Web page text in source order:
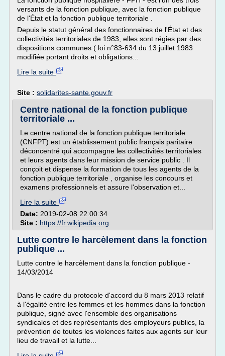
versants de la fonction publique, avec la fonction publique
de l'État et la fonction publique territoriale .
Depuis le statut général des fonctionnaires de l'État et des
collectivités territoriales de 1983, elles sont régies par des
dispositions communes ( loi n°83-634 du 13 juillet 1983
modifiée portant droits et obligations...
Lire la suite
Site : solidarites-sante.gouv.fr
Centre national de la fonction publique
territoriale ...
Le centre national de la fonction publique territoriale
(CNFPT) est un établissement public français paritaire
déconcentré qui accompagne les collectivités territoriales
et leurs agents dans leur mission de service public . Il
conçoit et dispense la formation de tous les agents de la
fonction publique territoriale , organise les concours et
examens professionnels et assure l'observation et...
Lire la suite
Date: 2019-02-08 22:00:34
Site : https://fr.wikipedia.org
Lutte contre le harcèlement dans la fonction
publique ...
Lutte contre le harcèlement dans la fonction publique -
14/03/2014
Dans le cadre du protocole d'accord du 8 mars 2013 relatif
à l'égalité entre les femmes et les hommes dans la fonction
publique, signé avec l'ensemble des organisations
syndicales et des représentants des employeurs publics, la
prévention de toutes les violences faites aux agents sur leur
lieu de travail et la lutte...